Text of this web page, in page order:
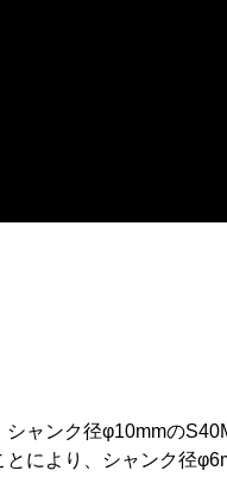
ャンク径φ10mmの
により、シャンク径